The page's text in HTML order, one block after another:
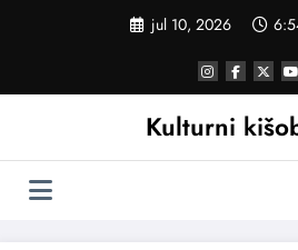
jul 10, 2026
Kulturni